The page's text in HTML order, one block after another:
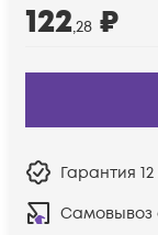
122,28 ₽
Гарантия
Самовывоз